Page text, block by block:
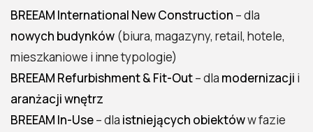
BREEAM International New Construction – dla
nowych budynków (biura, magazyny, retail, hotele,
mieszkaniowe i inne typologie)
BREEAM Refurbishment & Fit-Out– dla modernizacji i
aranżacji wnętrz
BREEAM In-Use– dla istniejących obiektóww fazie